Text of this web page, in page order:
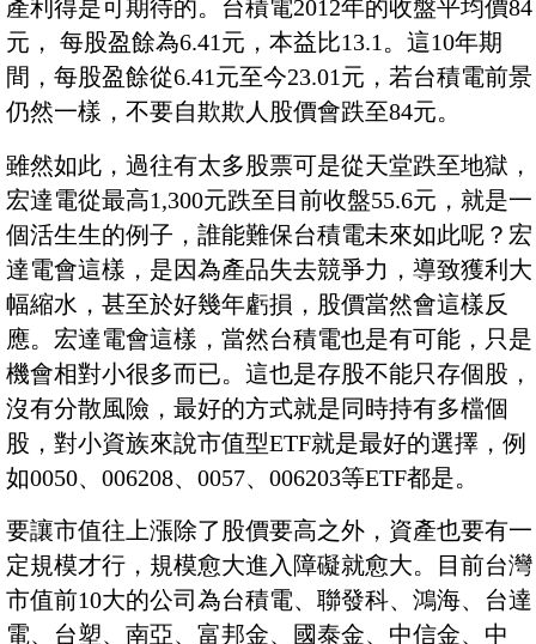
產利得是可期待的。台積電2012年的收盤平均價84
元， 每股盈餘為6.41元，本益比13.1。這10年期
間，每股盈餘從6.41元至今23.01元，若台積電前景
仍然一樣，不要自欺欺人股價會跌至84元。
雖然如此，過往有太多股票可是從天堂跌至地獄，
宏達電從最高1,300元跌至目前收盤55.6元，就是一
個活生生的例子，誰能難保台積電未來如此呢？宏
達電會這樣，是因為產品失去競爭力，導致獲利大
幅縮水，甚至於好幾年虧損，股價當然會這樣反
應。宏達電會這樣，當然台積電也是有可能，只是
機會相對小很多而已。這也是存股不能只存個股，
沒有分散風險，最好的方式就是同時持有多檔個
股，對小資族來說市值型ETF就是最好的選擇，例
如0050、006208、0057、006203等ETF都是。
要讓市值往上漲除了股價要高之外，資產也要有一
定規模才行，規模愈大進入障礙就愈大。目前台灣
市值前10大的公司為台積電、聯發科、鴻海、台達
電、台塑、南亞、富邦金、國泰金、中信金、中